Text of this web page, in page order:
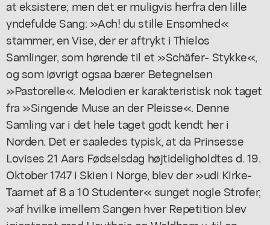
at eksistere; men det er muligvis herfra den lille
yndefulde Sang: »Ach! du stille Ensomhed«
stammer, en Vise, der er aftrykt i Thielos
Samlinger, som hørende til et »Schäfer- Stykke«,
og som iøvrigt ogsaa bærer Betegnelsen
»Pastorelle«. Melodien er karakteristisk nok taget
fra »Singende Muse an der Pleisse«. Denne
Samling var i det hele taget godt kendt her i
Norden. Det er saaledes typisk, at da Prinsesse
Lovises 21 Aars Fødselsdag højtideligholdtes d. 19.
Oktober 1747 i Skien i Norge, blev der »udi Kirke-
Taarnet af 8 a 10 Studenter« sunget nogle Strofer,
»af hvilke imellem Sangen hver Repetition blev